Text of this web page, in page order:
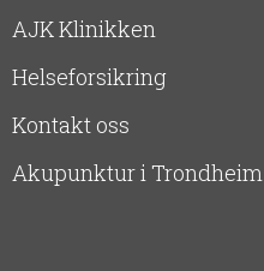
AJK Klinikken
Helseforsikring
Kontakt oss
Akupunktur i Trondheim